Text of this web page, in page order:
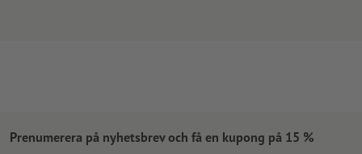
Prenumerera på nyhetsbrev och få en kupong på 15 %